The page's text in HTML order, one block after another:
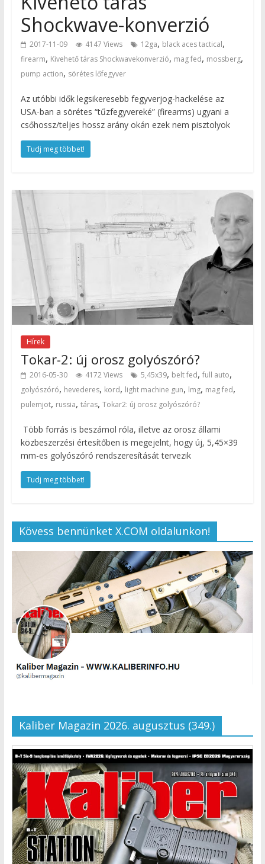
Shockwave-konverzió
2017-11-09 4147 Views 12ga, black aces tactical,
firearm, Kivehető táras Shockwavekonverzió, mag fed, mossberg,
pump action, sörétes lőfegyver
Az utóbbi idők legsikeresebb fegyverjog-hackelése az
USA-ban a sörétes “tűzfegyvereké” (firearms) ugyani a
csőhossz/teljes hossz arány okán ezek nem pisztolyok
Tudj meg többet!
Hírek
Tokar-2: új orosz golyószóró?
2016-05-30 4172 Views 5,45x39, belt fed, full auto,
golyószóró, hevederes, kord, light machine gun, lmg, mag fed,
pulemjot, russia, táras, Tokar2: új orosz golyószóró?
Több forrás is beszámol róla, illetve az orosz állami
közbeszerzési értesítőben is megejelnt, hogy új, 5,45×39
mm-es golyószóró rendszeresítását tervezik
Tudj meg többet!
Kövess bennünket X.COM oldalunkon!
Kaliber Magazin 2026. augusztus (349.)